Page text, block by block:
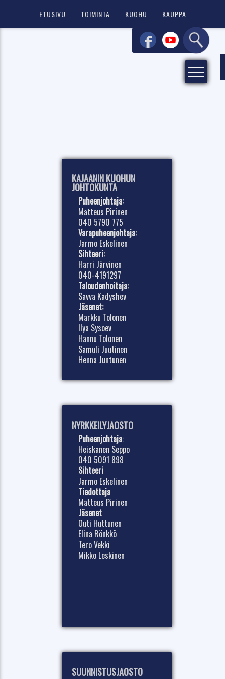
ETUSIVU TOIMINTA KUOHU KAUPPA
KAJAANIN KUOHUN
JOHTOKUNTA
Puheenjohtaja:
Matteus Pirinen
040 5790 775
Varapuheenjohtaja:
Jarmo Eskelinen
Sihteeri:
Harri Järvinen
040-4191297
Taloudenhoitaja:
Savva Kadyshev
Jäsenet:
Markku Tolonen
Ilya Sysoev
Hannu Tolonen
Samuli Juutinen
Henna Juntunen
NYRKKEILYJAOSTO
Puheenjohtaja:
Heiskanen Seppo
040 5091 898
Sihteeri
Jarmo Eskelinen
Tiedottaja
Matteus Pirinen
Jäsenet
Outi Huttunen
Elina Rönkkö
Tero Vekki
Mikko Leskinen
SUUNNISTUSJAOSTO